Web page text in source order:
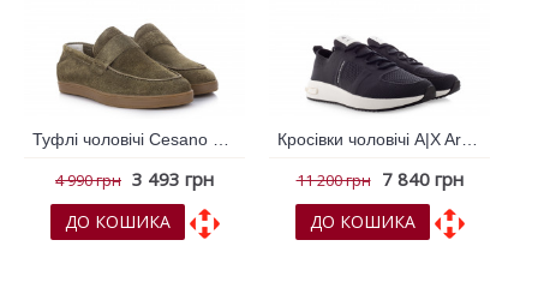
4 990 грн 3 493 грн
ДО КОШИКА
11 200 грн 7 840 грн
ДО КОШИКА